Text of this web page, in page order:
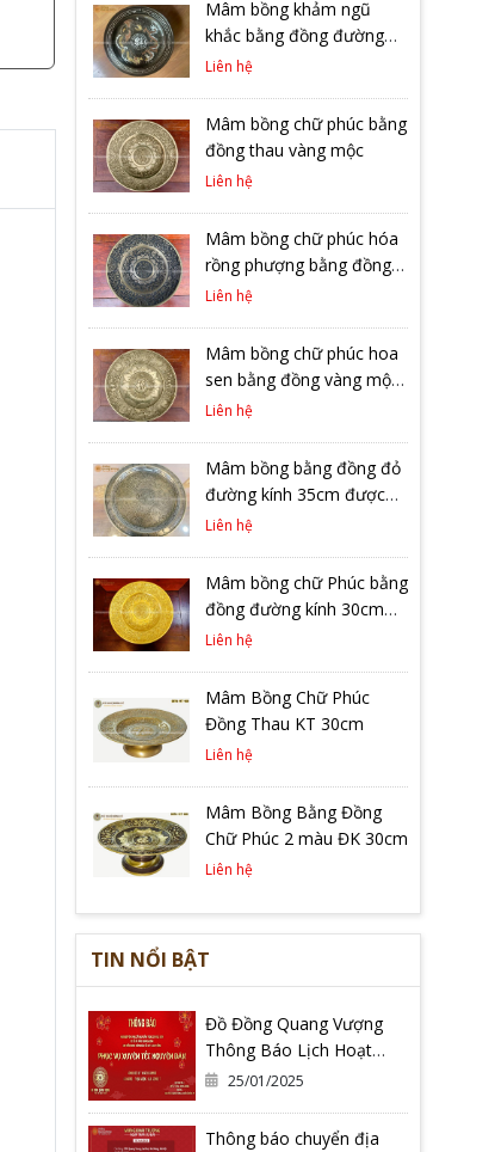
Mâm bồng khảm ngũ
khắc bằng đồng đường
kính 30cm
Liên hệ
Mâm bồng chữ phúc bằng
đồng thau vàng mộc
Liên hệ
Mâm bồng chữ phúc hóa
rồng phượng bằng đồng
hạ màu trầm cổ đường
Liên hệ
Mâm bồng chữ phúc hoa
sen bằng đồng vàng mộc
đường kính 30cm
Liên hệ
Mâm bồng bằng đồng đỏ
đường kính 35cm được
ám chữ Phúc hạ màu
Liên hệ
Mâm bồng chữ Phúc bằng
đồng đường kính 30cm
dát vàng 9999
Liên hệ
Mâm Bồng Chữ Phúc
Đồng Thau KT 30cm
Liên hệ
Mâm Bồng Bằng Đồng
Chữ Phúc 2 màu ĐK 30cm
Liên hệ
TIN NỔI BẬT
Đồ Đồng Quang Vượng
Thông Báo Lịch Hoạt
Động Tết Nguyên Đán Ất
25/01/2025
Thông báo chuyển địa